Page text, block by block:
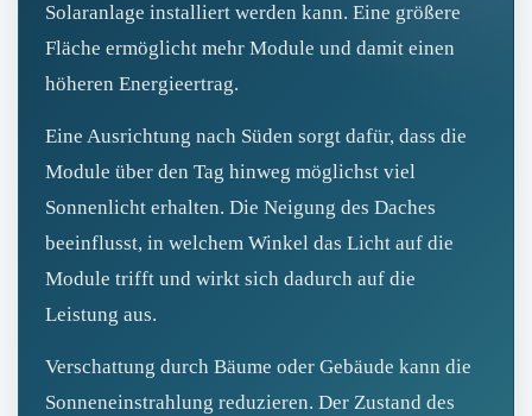
Solaranlage installiert werden kann. Eine größere
Fläche ermöglicht mehr Module und damit einen
höheren Energieertrag.
Eine Ausrichtung nach Süden sorgt dafür, dass die
Module über den Tag hinweg möglichst viel
Sonnenlicht erhalten. Die Neigung des Daches
beeinflusst, in welchem Winkel das Licht auf die
Module trifft und wirkt sich dadurch auf die
Leistung aus.
Verschattung durch Bäume oder Gebäude kann die
Sonneneinstrahlung reduzieren. Der Zustand des